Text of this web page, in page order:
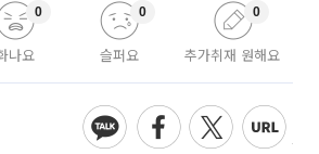
나요
0
슬퍼요
0
추가취재 원해요
0